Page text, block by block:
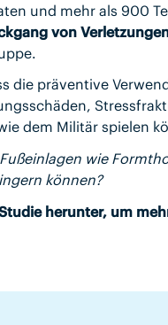
und mehr als 900
von
die präventive
dem Militär spielen
wie
können?
herunter, um